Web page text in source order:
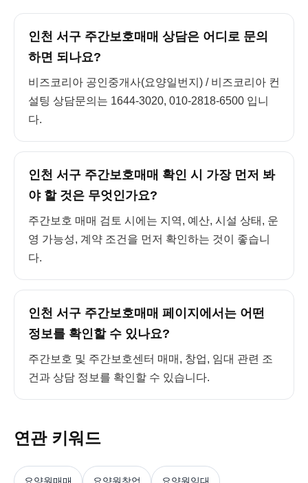
인천 서구 주간보호매매 상담은 어디로 문의
하면 되나요?
비즈코리아 공인중개사(요양일번지) / 비즈코리아 컨
설팅 상담문의는 1644-3020, 010-2818-6500 입니
다.
인천 서구 주간보호매매 확인 시 가장 먼저 봐
야 할 것은 무엇인가요?
주간보호 매매 검토 시에는 지역, 예산, 시설 상태, 운
영 가능성, 계약 조건을 먼저 확인하는 것이 좋습니
다.
인천 서구 주간보호매매 페이지에서는 어떤
정보를 확인할 수 있나요?
주간보호 및 주간보호센터 매매, 창업, 임대 관련 조
건과 상담 정보를 확인할 수 있습니다.
연관 키워드